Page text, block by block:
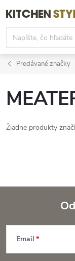
na
obsah
Predávané značky
Žiadne produkty
Z
á
Email